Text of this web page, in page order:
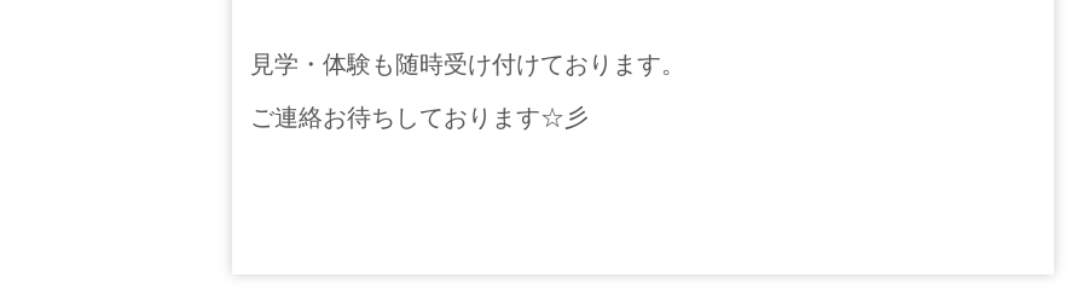
見学・体験も随時受け付けております。
ご連絡お待ちしております☆彡